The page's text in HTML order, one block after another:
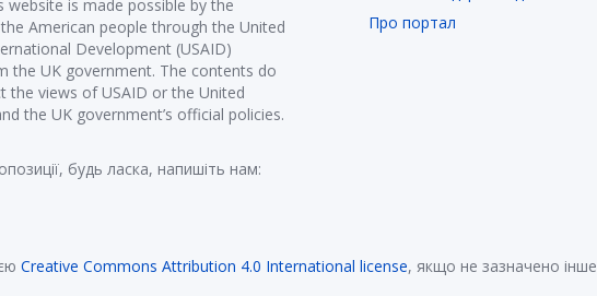
website is made possible by the
American people through the United
Development (USAID)
the UK government. The contents do
the views of USAID or the United
the UK government’s official policies.
будь ласка, напишіть нам:
Про портал
Creative Commons Attribution 4.0 International license, якщо не зазначено інше